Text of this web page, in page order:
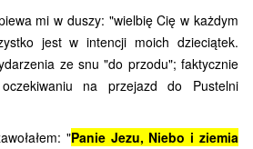
mi w duszy: "wielbię Cię w każdym
jest w intencji moich dzieciątek.
ze snu "do przodu"; faktycznie
na przejazd do Pustelni
"Panie Jezu, Niebo i ziemia